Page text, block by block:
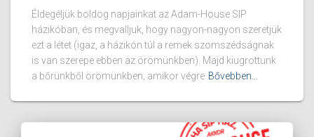
Éldegéljük boldog napjainkat az Adam-House SIP
házikóban, és megvalljuk, hogy nagyon-nagyon szeretjük
ezt a létet (igaz, a házikón túl a remek szomszédságnak
is van szerepe ebben az örömünkben). Majd kiugrottunk
a bőrünkből örömünkben, amikor végre Bővebben...